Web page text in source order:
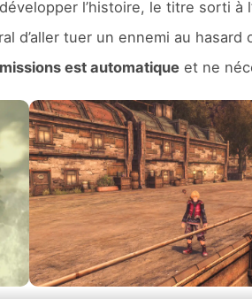
l’histoire, le titre sorti à
d’aller tuer un ennemi au
est automatiqueet ne